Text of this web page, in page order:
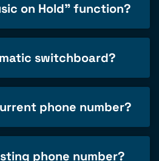
on Hold" function?
switchboard?
phone number?
phone number?